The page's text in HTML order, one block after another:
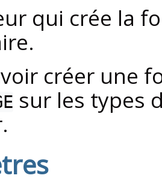
qui crée la
créer une
sur les types